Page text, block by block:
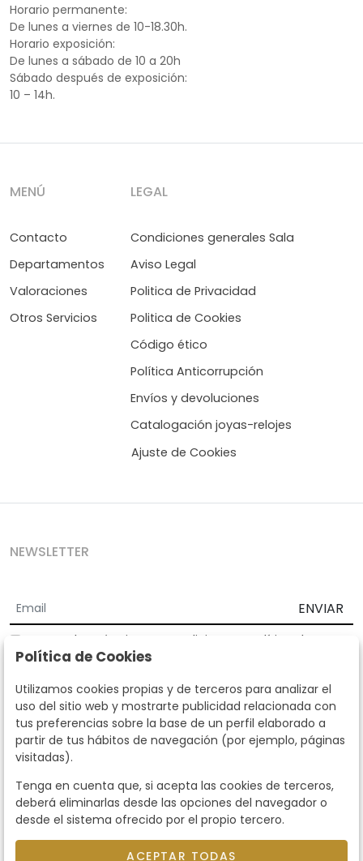
Horario permanente:
De lunes a viernes de 10-18.30h.
Horario exposición:
De lunes a sábado de 10 a 20h
Sábado después de exposición:
10 – 14h.
MENÚ
Contacto
Departamentos
Valoraciones
Otros Servicios
LEGAL
Condiciones generales Sala
Aviso Legal
Politica de Privacidad
Politica de Cookies
Código ético
Política Anticorrupción
Envíos y devoluciones
Catalogación joyas-relojes
Ajuste de Cookies
NEWSLETTER
ENVIAR
Acepto los Términos y Condiciones
Política de
privacidad
Según la LOPD y disposiciones de desarrollo, informamos que sus
datos personales serán tratados por parte de Subastas Segre con la
finalidad de gestionar la relación comercial. Puede ejercitar los
derechos de acceso, rectificación, cancelación, oposición y demás
derechos en los términos establecidos en la normativa vigente
dirigiéndote a nosotros. Asimismo, nos puede solicitar el envío de
llamando al teléfono 915159584 o enviando un e-mail a
info@subastassegre.es
Este sitio está protegido por reCAPTCHA y se aplican la
Términos de servicio de Google.
Política de Cookies
Utilizamos cookies propias y de terceros para analizar el
uso del sitio web y mostrarte publicidad relacionada con
tus preferencias sobre la base de un perfil elaborado a
partir de tus hábitos de navegación (por ejemplo, páginas
visitadas).
Tenga en cuenta que, si acepta las cookies de terceros,
deberá eliminarlas desde las opciones del navegador o
desde el sistema ofrecido por el propio tercero.
ACEPTAR TODAS